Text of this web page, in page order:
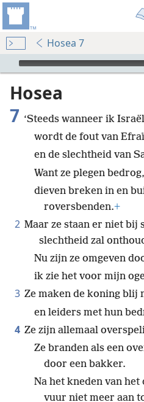
Hosea 7
Audio Player
Hosea
7 ‘Steeds wanneer ik
wordt de fout van
en de slechtheid van
Want ze plegen bedrog,
dieven breken in en
roversbenden.+
2 Maar ze staan er niet bij
slechtheid zal
Nu zijn ze omgeven
ik zie het voor mijn
3 Ze maken de koning blij
en leiders met hun
4 Ze zijn allemaal
Ze branden als een
door een bakker.
Na het kneden van
vuur niet meer aan